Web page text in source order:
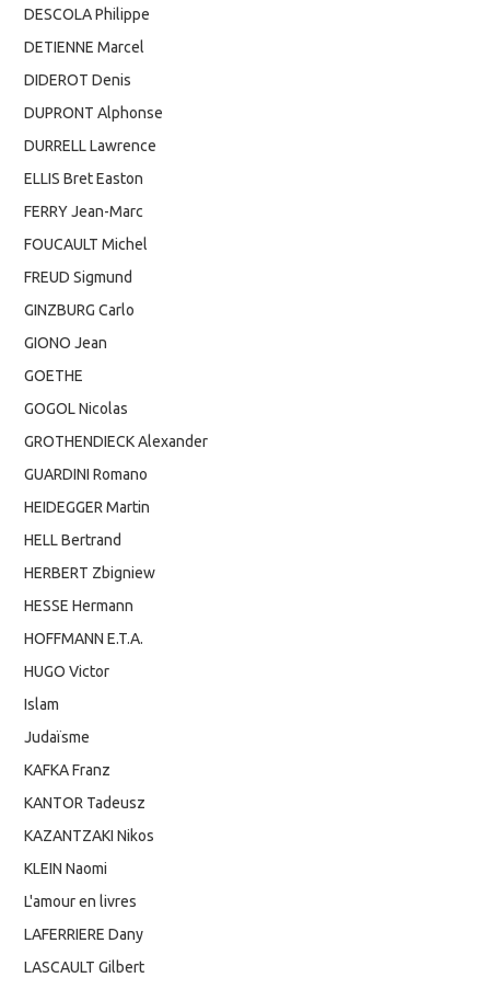
DESCOLA Philippe
DETIENNE Marcel
DIDEROT Denis
DUPRONT Alphonse
DURRELL Lawrence
ELLIS Bret Easton
FERRY Jean-Marc
FOUCAULT Michel
FREUD Sigmund
GINZBURG Carlo
GIONO Jean
GOETHE
GOGOL Nicolas
GROTHENDIECK Alexander
GUARDINI Romano
HEIDEGGER Martin
HELL Bertrand
HERBERT Zbigniew
HESSE Hermann
HOFFMANN E.T.A.
HUGO Victor
Islam
Judaïsme
KAFKA Franz
KANTOR Tadeusz
KAZANTZAKI Nikos
KLEIN Naomi
L'amour en livres
LAFERRIERE Dany
LASCAULT Gilbert